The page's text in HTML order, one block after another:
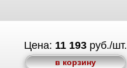
Цена: 11 193 руб./шт.
в корзину